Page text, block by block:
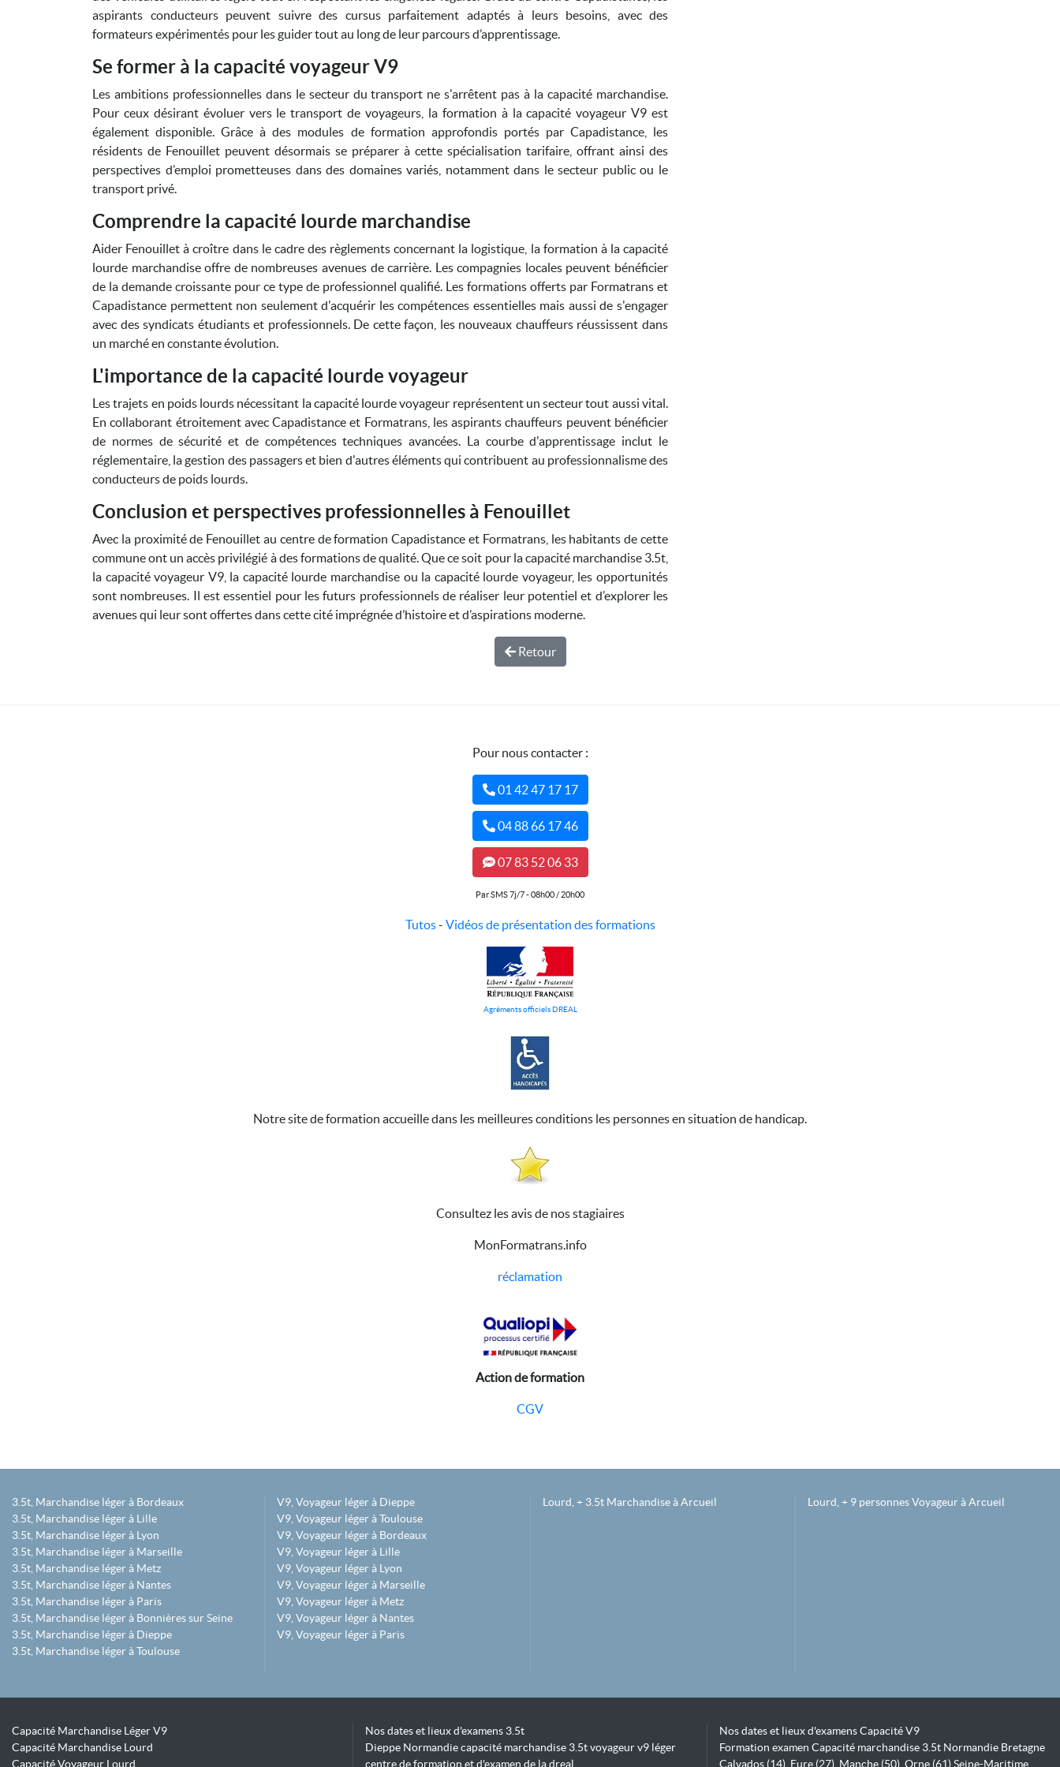
aspirants conducteurs peuvent suivre des cursus parfaitement adaptés à leurs besoins, avec des
formateurs expérimentés pour les guider tout au long de leur parcours d’apprentissage.
Se former à la capacité voyageur V9
Les ambitions professionnelles dans le secteur du transport ne s'arrêtent pas à la capacité marchandise.
Pour ceux désirant évoluer vers le transport de voyageurs, la formation à la capacité voyageur V9 est
également disponible. Grâce à des modules de formation approfondis portés par Capadistance, les
résidents de Fenouillet peuvent désormais se préparer à cette spécialisation tarifaire, offrant ainsi des
perspectives d’emploi prometteuses dans des domaines variés, notamment dans le secteur public ou le
transport privé.
Comprendre la capacité lourde marchandise
Aider Fenouillet à croître dans le cadre des règlements concernant la logistique, la formation à la capacité
lourde marchandise offre de nombreuses avenues de carrière. Les compagnies locales peuvent bénéficier
de la demande croissante pour ce type de professionnel qualifié. Les formations offerts par Formatrans et
Capadistance permettent non seulement d'acquérir les compétences essentielles mais aussi de s'engager
avec des syndicats étudiants et professionnels. De cette façon, les nouveaux chauffeurs réussissent dans
un marché en constante évolution.
L'importance de la capacité lourde voyageur
Les trajets en poids lourds nécessitant la capacité lourde voyageur représentent un secteur tout aussi vital.
En collaborant étroitement avec Capadistance et Formatrans, les aspirants chauffeurs peuvent bénéficier
de normes de sécurité et de compétences techniques avancées. La courbe d'apprentissage inclut le
réglementaire, la gestion des passagers et bien d'autres éléments qui contribuent au professionnalisme des
conducteurs de poids lourds.
Conclusion et perspectives professionnelles à Fenouillet
Avec la proximité de Fenouillet au centre de formation Capadistance et Formatrans, les habitants de cette
commune ont un accès privilégié à des formations de qualité. Que ce soit pour la capacité marchandise 3.5t,
la capacité voyageur V9, la capacité lourde marchandise ou la capacité lourde voyageur, les opportunités
sont nombreuses. Il est essentiel pour les futurs professionnels de réaliser leur potentiel et d’explorer les
avenues qui leur sont offertes dans cette cité imprégnée d’histoire et d’aspirations moderne.
Retour
Pour nous contacter :
01 42 47 17 17
04 88 66 17 46
07 83 52 06 33
Par SMS 7j/7 - 08h00 / 20h00
Tutos- Vidéos de présentation des formations
Agréments officiels DREAL
Notre site de formation accueille dans les meilleures conditions les personnes en situation de handicap.
Consultez les avis de nos stagiaires
MonFormatrans.info
réclamation
Action de formation
CGV
3.5t, Marchandise léger à Bordeaux
3.5t, Marchandise léger à Lille
3.5t, Marchandise léger à Lyon
3.5t, Marchandise léger à Marseille
3.5t, Marchandise léger à Metz
3.5t, Marchandise léger à Nantes
3.5t, Marchandise léger à Paris
3.5t, Marchandise léger à Bonnières sur Seine
3.5t, Marchandise léger à Dieppe
3.5t, Marchandise léger à Toulouse
V9, Voyageur léger à Dieppe
V9, Voyageur léger à Toulouse
V9, Voyageur léger à Bordeaux
V9, Voyageur léger à Lille
V9, Voyageur léger à Lyon
V9, Voyageur léger à Marseille
V9, Voyageur léger à Metz
V9, Voyageur léger à Nantes
V9, Voyageur léger à Paris
Lourd, + 3.5t Marchandise à Arcueil Lourd, + 9 personnes Voyageur à Arcueil
Capacité Marchandise Léger V9
Capacité Marchandise Lourd
Capacité Voyageur Lourd
Nos dates et lieux d'examens 3.5t
Dieppe Normandie capacité marchandise 3.5t voyageur v9 léger
centre de formation et d'examen de la dreal
Nos dates et lieux d'examens Capacité V9
Formation examen Capacité marchandise 3.5t Normandie Bretagne
Calvados (14), Eure (27), Manche (50), Orne (61) Seine-Maritime